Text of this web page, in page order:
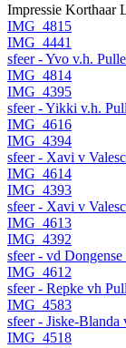
Impressie Korthaar
IMG_4815
IMG_4441
sfeer - Yvo v.h.
IMG_4814
IMG_4395
sfeer - Yikki v.h.
IMG_4616
IMG_4394
sfeer - Xavi v
IMG_4614
IMG_4393
sfeer - Xavi v
IMG_4613
IMG_4392
sfeer - vd
IMG_4612
sfeer - Repke vh
IMG_4583
sfeer - Jiske-Blanda
IMG_4518